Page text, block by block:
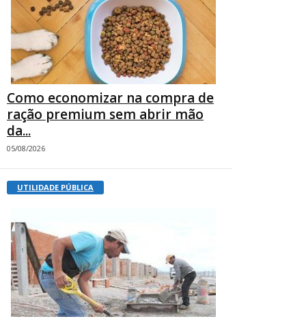
Como economizar na compra de
ração premium sem abrir mão
da...
05/08/2026
UTILIDADE PÚBLICA